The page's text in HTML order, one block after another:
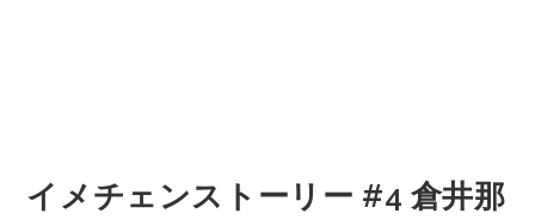
イメチェンストーリー #4 倉井那